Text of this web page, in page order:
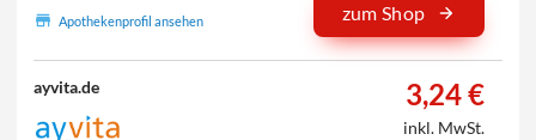
Apothekenprofil ansehen
zum Shop
ayvita.de 3,24 €
inkl. MwSt.